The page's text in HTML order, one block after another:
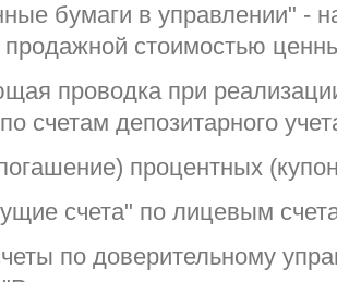
бумаги в управлении" -
стоимостью
проводка при
счетам депозитарного
процентных
счета" по лицевым
по доверительному